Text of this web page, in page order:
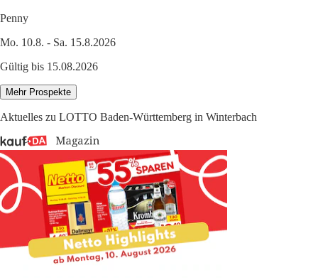
Penny
Mo. 10.8. - Sa. 15.8.2026
Gültig bis 15.08.2026
Mehr Prospekte
Aktuelles zu LOTTO Baden-Württemberg in Winterbach